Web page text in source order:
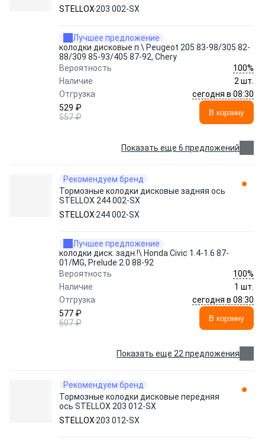
STELLOX 203 002-SX
Лучшее предложение
колодки дисковые п.\ Peugeot 205 83-98/305 82-
88/309 85-93/405 87-92, Chery
Вероятность
100%
Наличие
2 шт.
Отгрузка
сегодня в 08:30
529 ₽
557 ₽
В корзину
Показать еще 6 предложений
Рекомендуем бренд
Тормозные колодки дисковые задняя ось
STELLOX 244 002-SX
STELLOX 244 002-SX
Лучшее предложение
колодки диск. задн.!\ Honda Civic 1.4-1.6 87-
01/MG, Prelude 2.0 88-92
Вероятность
100%
Наличие
1 шт.
Отгрузка
сегодня в 08:30
577 ₽
607 ₽
В корзину
Показать еще 22 предложения
Рекомендуем бренд
Тормозные колодки дисковые передняя
ось STELLOX 203 012-SX
STELLOX 203 012-SX